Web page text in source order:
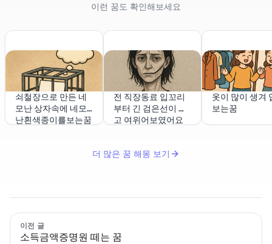
이런 꿈도 확인해보세요
쇠철장으로 만든 네
모난 상자속에 네모
난흰색종이를보는꿈
전 직장동료 입꼬리
부터 긴 검은선이 있
고 여위어보였어요
옷이 많이 생겨
보는꿈
더 많은 꿈 해몽 보기
이전 글
소득금액증명원 떼는 꿈